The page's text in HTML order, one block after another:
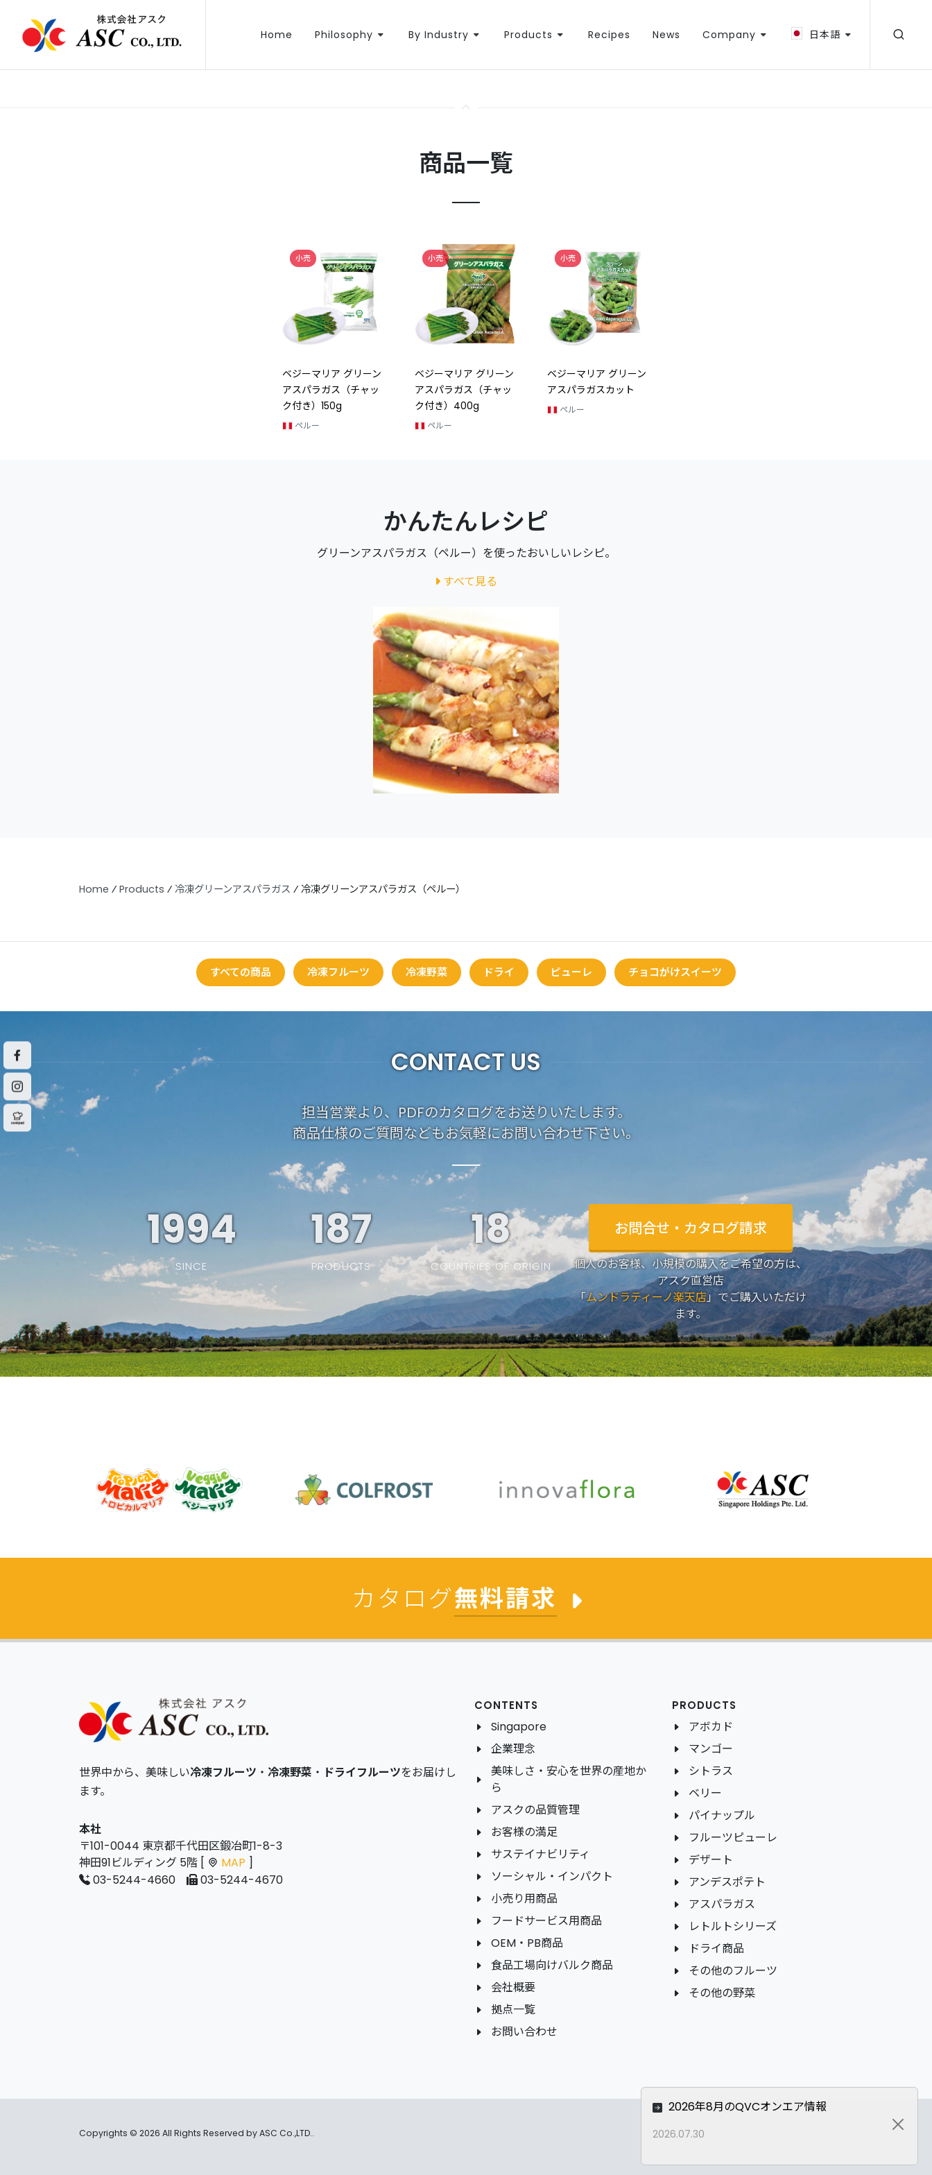
Home Philosophy By Industry Products Recipes News Company 日本語
商品一覧
小売
ベジーマリア グリーン
アスパラガス（チャッ
ク付き）150g
ペルー
小売
ベジーマリア グリーン
アスパラガス（チャッ
ク付き）400g
ペルー
小売
ベジーマリア グリーン
アスパラガスカット
ペルー
かんたんレシピ
グリーンアスパラガス（ペルー）を使ったおいしいレシピ。
すべて見る
Home ⁄ Products ⁄ 冷凍グリーンアスパラガス ⁄ 冷凍グリーンアスパラガス（ペルー）
すべての商品 冷凍フルーツ 冷凍野菜 ドライ ピューレ チョコがけスイーツ
CONTACT US
担当営業より、PDFのカタログをお送りいたします。
商品仕様のご質問などもお気軽にお問い合わせ下さい。
1994
SINCE
187
PRODUCTS
19
COUNTRIES OF ORIGIN
お問合せ・カタログ請求
個人のお客様、小規模の購入をご希望の方は、
アスク直営店
「ムンドラティーノ楽天店」でご購入いただけ
ます。
カタログ無料請求
世界中から、美味しい冷凍フルーツ ・ 冷凍野菜 ・ ドライフルーツをお届けし
ます。
本社
〒101-0044 東京都千代田区鍛冶町1-8-3
神田91ビルディング 5階 [
MAP ]
03-5244-4660
03-5244-4670
CONTENTS
Singapore
企業理念
美味しさ・安心を世界の産地か
ら
アスクの品質管理
お客様の満足
サステイナビリティ
ソーシャル・インパクト
小売り用商品
フードサービス用商品
OEM・PB商品
食品工場向けバルク商品
会社概要
拠点一覧
お問い合わせ
PRODUCTS
アボカド
マンゴー
シトラス
ベリー
パイナップル
フルーツピューレ
デザート
アンデスポテト
アスパラガス
レトルトシリーズ
ドライ商品
その他のフルーツ
その他の野菜
Copyrights © 2026 All Rights Reserved by ASC Co.,LTD..
2026年8月のQVCオンエア情報
2026.07.30 Close